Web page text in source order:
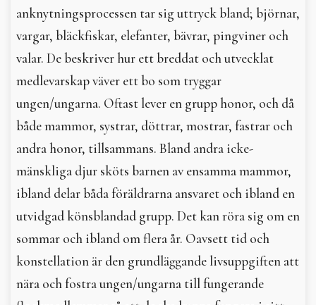
anknytningsprocessen tar sig uttryck bland; björnar,
vargar, bläckfiskar, elefanter, bävrar, pingviner och
valar. De beskriver hur ett breddat och utvecklat
medlevarskap väver ett bo som tryggar
ungen/ungarna. Oftast lever en grupp honor, och då
både mammor, systrar, döttrar, mostrar, fastrar och
andra honor, tillsammans. Bland andra icke-
mänskliga djur sköts barnen av ensamma mammor,
ibland delar båda föräldrarna ansvaret och ibland en
utvidgad könsblandad grupp. Det kan röra sig om en
sommar och ibland om flera år. Oavsett tid och
konstellation är den grundläggande livsuppgiften att
nära och fostra ungen/ungarna till fungerande